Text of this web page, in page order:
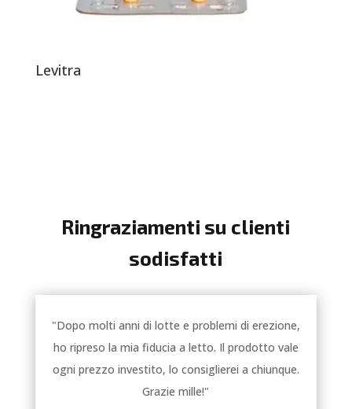
Levitra
Ringraziamenti su clienti
sodisfatti
"Dopo molti anni di lotte e problemi di erezione,
ho ripreso la mia fiducia a letto. Il prodotto vale
ogni prezzo investito, lo consiglierei a chiunque.
Grazie mille!"